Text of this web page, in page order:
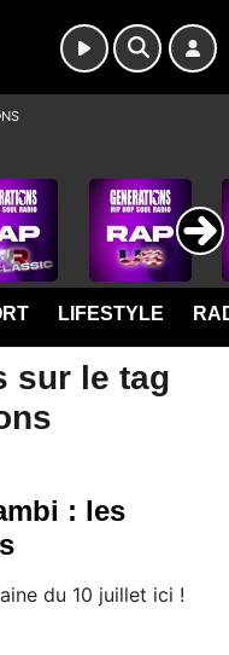
LIFESTYLE
sur le tag
: les
du 10 juillet ici !